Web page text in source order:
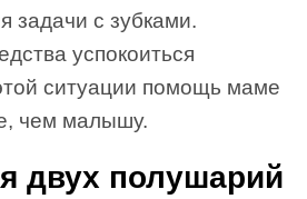
задачи с зубками.
успокоиться
ситуации помощь маме
чем малышу.
двух полушарий